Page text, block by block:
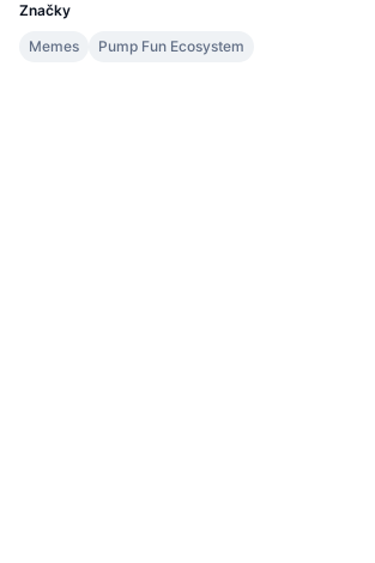
Značky
Memes
Pump Fun Ecosystem